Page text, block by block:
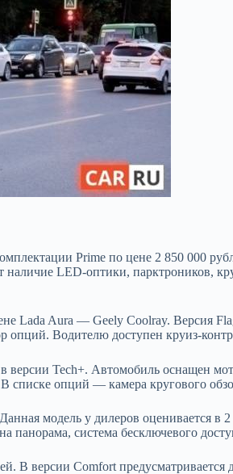
Prime по цене 2 850 000
наличие LED-оптики, парктроников,
Lada Aura — Geely Coolray. Версия
Водителю доступен круиз-
версии Tech+. Автомобиль оснащен
списке опций — камера кругового
модель у дилеров оценивается
панорама, система бесключевого
В версии Comfort